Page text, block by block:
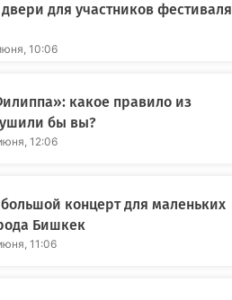
для участников фестиваля
10:06
какое правило из
бы вы?
12:06
концерт для маленьких
Бишкек
11:06